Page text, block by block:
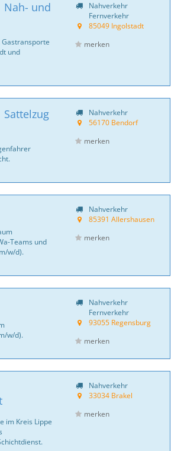
und
und
Nahverkehr
Fernverkehr
85049 Ingolstadt
merken
Nahverkehr
56170 Bendorf
merken
Teams und
w/d).
Nahverkehr
85391 Allershausen
merken
w/d).
Nahverkehr
Fernverkehr
93055 Regensburg
merken
im Kreis Lippe
Nahverkehr
33034 Brakel
merken